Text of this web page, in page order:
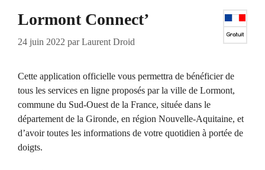
Lormont Connect’
24 juin 2022 parLaurent Droid
Cette application officielle vous permettra de bénéficier de
tous les services en ligne proposés par la ville de Lormont,
commune du Sud-Ouest de la France, située dans le
département de la Gironde, en région Nouvelle-Aquitaine, et
d’avoir toutes les informations de votre quotidien à portée de
doigts.